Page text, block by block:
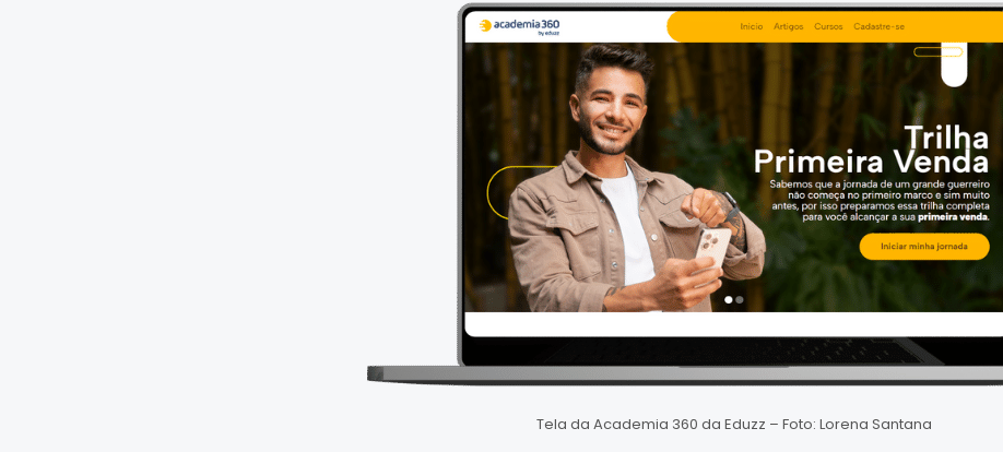
Tela da Academia 360 da Eduzz – Foto: Lorena Santana